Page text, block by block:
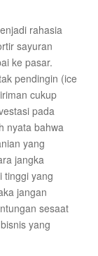
rahasia
sayuran
ke pasar.
pendingin (ice
cukup
pada
nyata bahwa
yang
jangka
tinggi yang
jangan
sesaat
yang